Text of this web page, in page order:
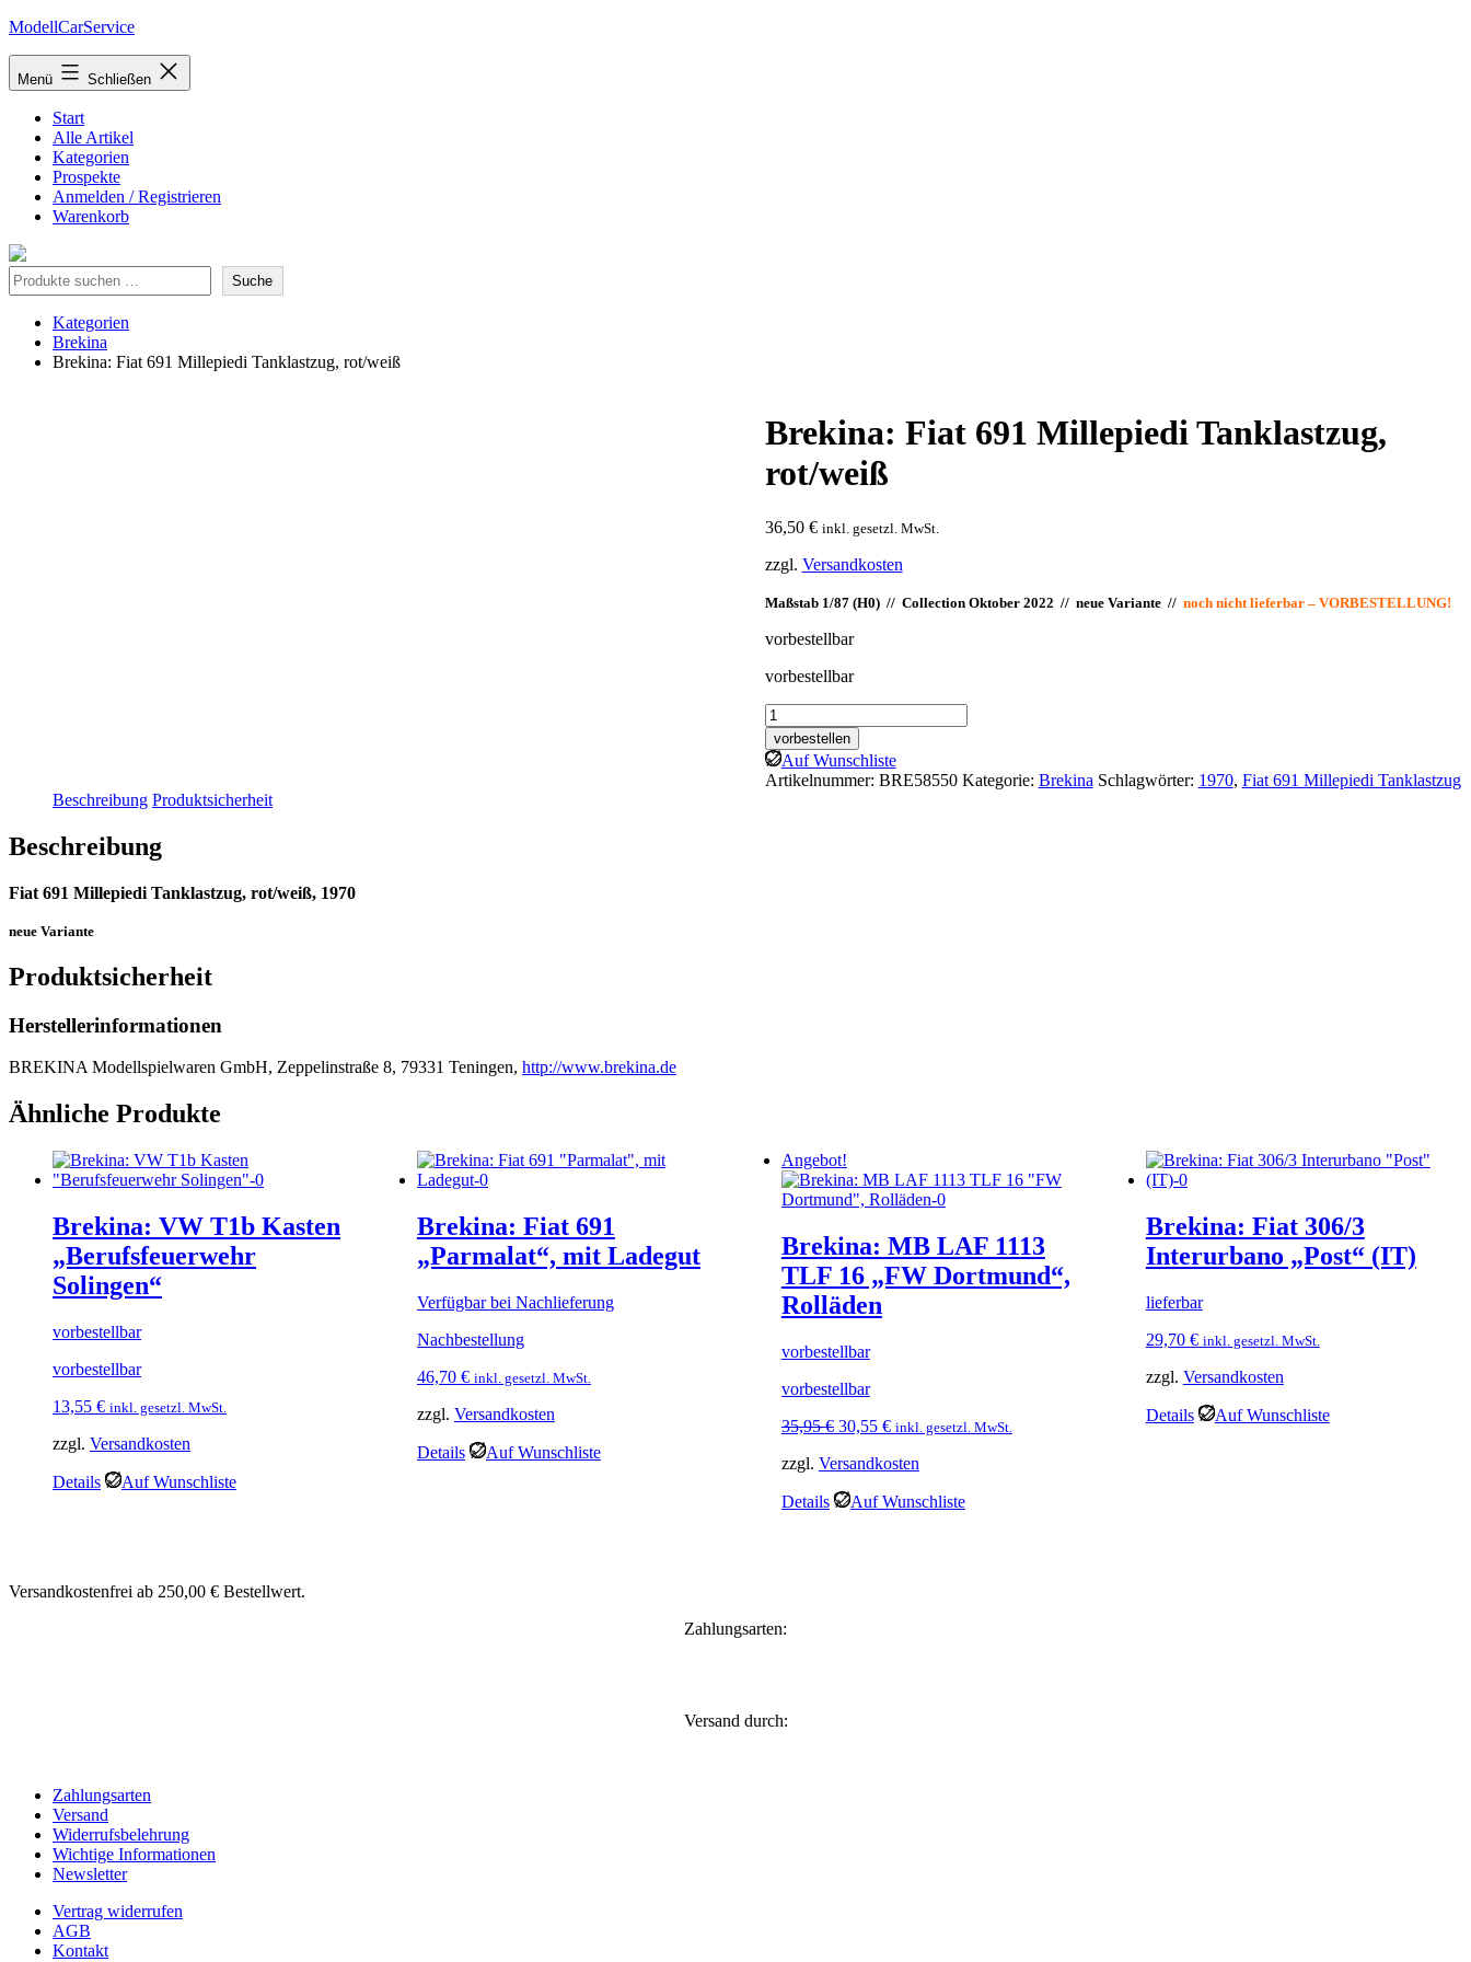
Zum
springen
ModellCarService
Menü Schließen
Start
Alle Artikel
Kategorien
Prospekte
Anmelden / Registrieren
Warenkorb
Suche Suche
Kategorien
Brekina
Brekina: Fiat 691 Millepiedi Tanklastzug, rot/weiß
Brekina: Fiat 691 Millepiedi Tanklastzug,
rot/weiß
36,50 € inkl. gesetzl. MwSt.
zzgl. Versandkosten
Maßstab 1/87 (H0) // Collection Oktober 2022 // neue Variante // noch nicht lieferbar – VORBESTELLUNG!
vorbestellbar
vorbestellbar
Brekina:
Fiat
691
Millepiedi
Tanklastzug,
vorbestellen
Auf Wunschliste
Artikelnummer: BRE58550 Kategorie: Brekina Schlagwörter: 1970, Fiat 691 Millepiedi Tanklastzug
Beschreibung Produktsicherheit
Beschreibung
Fiat 691 Millepiedi Tanklastzug, rot/weiß, 1970
neue Variante
Produktsicherheit
Herstellerinformationen
BREKINA Modellspielwaren GmbH, Zeppelinstraße 8, 79331 Teningen, http://www.brekina.de
Ähnliche Produkte
Brekina: VW T1b Kasten
„Berufsfeuerwehr
Solingen“
vorbestellbar
vorbestellbar
13,55 € inkl. gesetzl. MwSt.
zzgl. Versandkosten
Details Auf Wunschliste
Brekina: Fiat 691
„Parmalat“, mit Ladegut
Verfügbar bei Nachlieferung
Nachbestellung
46,70 € inkl. gesetzl. MwSt.
zzgl. Versandkosten
Details Auf Wunschliste
Angebot!
Brekina: MB LAF 1113
TLF 16 „FW Dortmund“,
Rolläden
vorbestellbar
vorbestellbar
35,95€ Ursprünglicher
war:
30,55 €Aktueller
ist:
inkl. gesetzl. MwSt.
zzgl. Versandkosten
Details Auf Wunschliste
Brekina: Fiat 306/3
Interurbano „Post“ (IT)
lieferbar
29,70 € inkl. gesetzl. MwSt.
zzgl. Versandkosten
Details Auf Wunschliste
Versandkostenfrei ab 250,00 € Bestellwert.
Zahlungsarten:
Versand durch:
Zahlungsarten
Versand
Widerrufsbelehrung
Wichtige Informationen
Newsletter
Vertrag widerrufen
AGB
Kontakt